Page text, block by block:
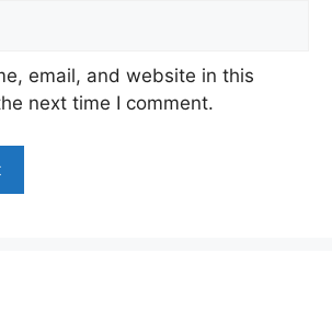
email, and website in this
next time I comment.